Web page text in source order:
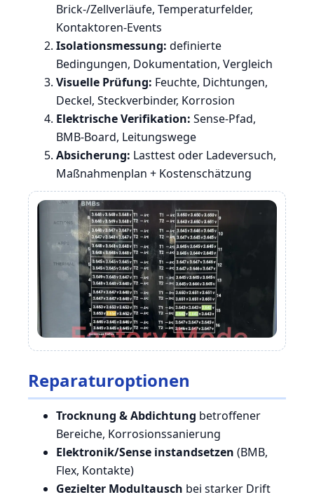
Brick-/Zellverläufe, Temperaturfelder,
Kontaktoren-Events
Isolationsmessung: definierte
Bedingungen, Dokumentation, Vergleich
Visuelle Prüfung: Feuchte, Dichtungen,
Deckel, Steckverbinder, Korrosion
Elektrische Verifikation: Sense-Pfad,
BMB-Board, Leitungswege
Absicherung: Lasttest oder Ladeversuch,
Maßnahmenplan + Kostenschätzung
Reparaturoptionen
Trocknung & Abdichtung betroffener
Bereiche, Korrosionssanierung
Elektronik/Sense instandsetzen (BMB,
Flex, Kontakte)
Gezielter Modultausch bei starker Drift